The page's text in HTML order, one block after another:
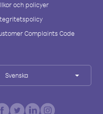
och policyer
Complaints Code
Svenska